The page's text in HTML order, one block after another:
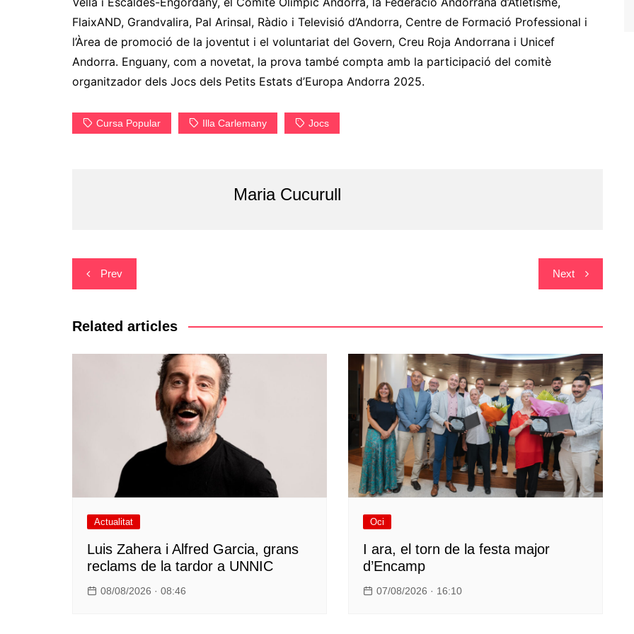
FlaixAND, Grandvalira, Pal Arinsal, Ràdio i Televisió d’Andorra, Centre de Formació Professional i
l’Àrea de promoció de la joventut i el voluntariat del Govern, Creu Roja Andorrana i Unicef
Andorra. Enguany, com a novetat, la prova també compta amb la participació del comitè
organitzador dels Jocs dels Petits Estats d’Europa Andorra 2025.
Cursa Popular Illa Carlemany Jocs
Maria Cucurull
Navegació
d'entrades
Prev Next
Related articles
Actualitat
Luis Zahera i Alfred Garcia, grans
reclams de la tardor a UNNIC
08/08/2026 · 08:46
Oci
I ara, el torn de la festa major
d’Encamp
07/08/2026 · 16:10